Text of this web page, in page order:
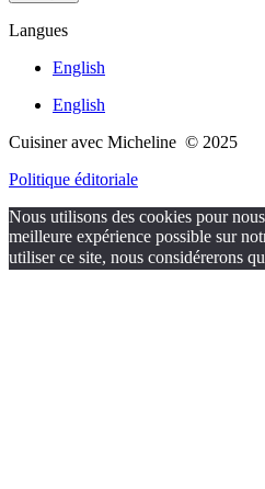
Langues
English
English
Cuisiner avec Micheline © 2025
Politique éditoriale
Nous utilisons des cookies pour
meilleure expérience possible sur
utiliser ce site, nous considérerons